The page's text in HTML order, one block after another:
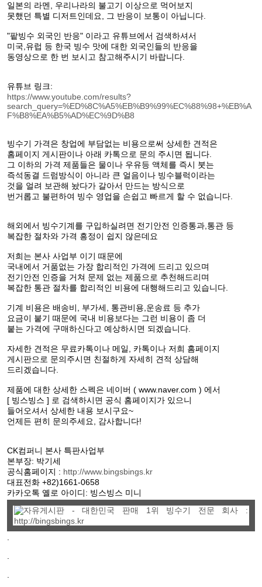
일본의 라멘, 우리나라의 불고기 이상으로 먹어보지
못했던 특별 디저트인데요, 그 반응이 보통이 아닙니다.
"팥빙수 외국인 반응" 이라고 유튜브에서 검색하셔서
미국,유럽 등 한국 빙수 맛에 대한 외국인들의 반응을
동영상으로 한 번 보시고 참고해주시기 바랍니다.
유튜브 링크:
https://www.youtube.com/results?
search_query=%ED%8C%A5%EB%B9%99%EC%88%98+%EB%A
F%B8%EA%B5%AD%EC%9D%B8
빙수기 가격은 창업에 부담없는 비용으로써 상세한 견적은
홈페이지 게시판이나 아래 카톡으로 문의 주시면 됩니다.
그 이하의 가격 제품들은 물이나 우유등 액체를 즉시 붓는
즉석동결 드럼방식이 아니라 큰 얼음이나 빙수블럭이라는
것을 얼려 보관해 놨다가 갈아서 만드는 방식으로
번거롭고 불편하여 빙수 영업을 손쉽고 빠르게 할 수 없습니다.
해외에서 빙수기계를 구입하실려면 전기안전 인증통과,통관 등
복잡한 절차와 가격 흥정이 쉽지 않은데요
저희는 본사 사업부 이기 때문에
국내에서 거품없는 가장 합리적인 가격에 드리고 있으며
전기안전 인증을 거쳐 문제 없는 제품으로 추천해드리며
복잡한 통관 절차를 합리적인 비용에 대행해드리고 있습니다.
기계 비용은 배송비, 부가세, 통관비용,운송료 등 추가
요금이 붙기 때문에 국내 비용보다는 그런 비용이 좀 더
붙는 가격에 구매하신다고 예상하시면 되겠습니다.
자세한 견적은 무료카톡이나 메일, 카톡이나 저희 홈페이지
게시판으로 문의주시면 친절하게 자세히 견적 상담해
드리겠습니다.
제품에 대한 상세한 스펙은 네이버 ( www.naver.com ) 에서
[ 빙스빙스 ] 로 검색하시면 공식 홈페이지가 있으니
들어오셔서 상세한 내용 보시구요~
언제든 편히 문의주세요, 감사합니다!
CK컴퍼니 본사 특판사업부
본부장: 박기세
공식홈페이지 : http://www.bingsbings.kr
대표전화 +82)1661-0658
카카오톡 옐로 아이디: 빙스빙스 미니